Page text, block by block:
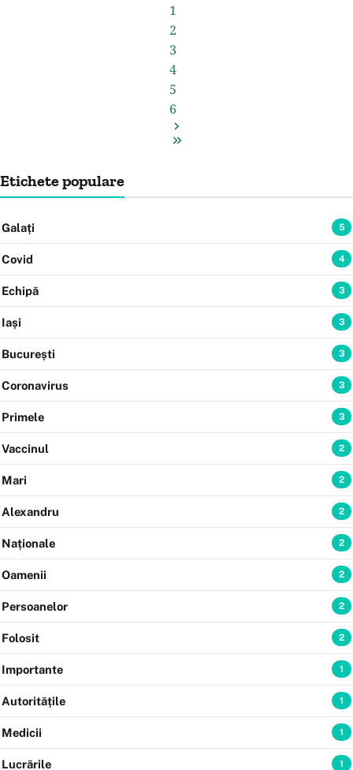
1
2
3
4
5
6
Etichete populare
Galați 5
Covid 4
Echipă 3
Iași 3
București 3
Coronavirus 3
Primele 3
Vaccinul 2
Mari 2
Alexandru 2
Naționale 2
Oamenii 2
Persoanelor 2
Folosit 2
Importante 1
Autoritățile 1
Medicii 1
Lucrările 1